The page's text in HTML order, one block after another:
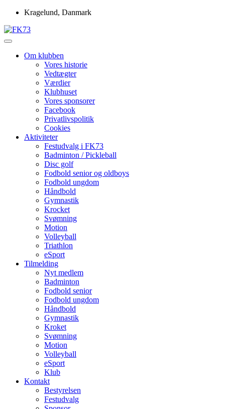
Skip
content
Kragelund, Danmark
FK73
Om klubben
Vores historie
Vedtægter
Værdier
Klubhuset
Vores sponsorer
Facebook
Privatlivspolitik
Cookies
Aktiviteter
Festudvalg i FK73
Badminton / Pickleball
Disc golf
Fodbold senior og oldboys
Fodbold ungdom
Håndbold
Gymnastik
Krocket
Svømning
Motion
Volleyball
Triathlon
eSport
Tilmelding
Nyt medlem
Badminton
Fodbold senior
Fodbold ungdom
Håndbold
Gymnastik
Kroket
Svømning
Motion
Volleyball
eSport
Klub
Kontakt
Bestyrelsen
Festudvalg